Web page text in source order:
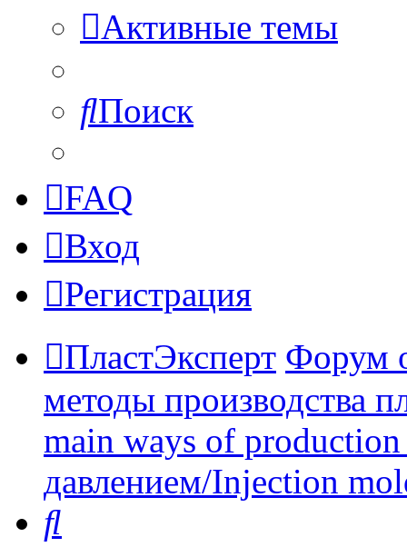
Активные темы
Поиск
FAQ
Вход
Регистрация
ПластЭксперт Форум
методы производства
main ways of
давлением/Injection